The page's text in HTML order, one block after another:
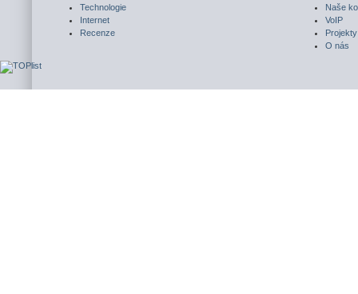
Technologie
Internet
Recenze
Naše
VoIP
Projekty
O nás